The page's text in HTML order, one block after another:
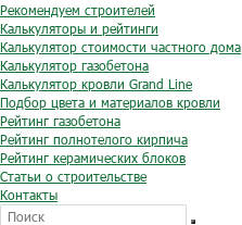
Рекомендуем строителей
Калькуляторы и рейтинги
Калькулятор стоимости частного дома
Калькулятор газобетона
Калькулятор кровли Grand Line
Подбор цвета и материалов кровли
Рейтинг газобетона
Рейтинг полнотелого кирпича
Рейтинг керамических блоков
Статьи о строительстве
Контакты